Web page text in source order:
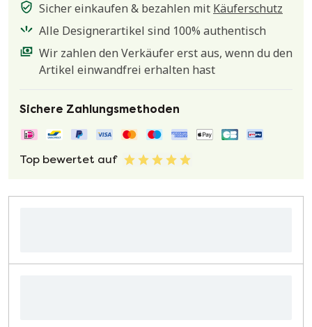
Sicher einkaufen & bezahlen mit Käuferschutz
Alle Designerartikel sind 100% authentisch
Wir zahlen den Verkäufer erst aus, wenn du den
Artikel einwandfrei erhalten hast
Sichere Zahlungsmethoden
Top bewertet auf